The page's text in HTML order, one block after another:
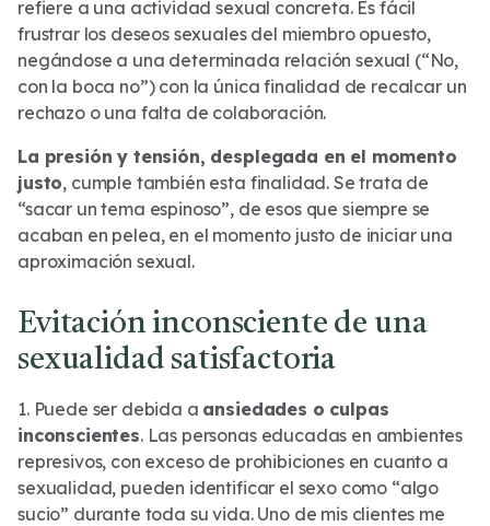
refiere a una actividad sexual concreta. Es fácil
frustrar los deseos sexuales del miembro opuesto,
negándose a una determinada relación sexual (“No,
con la boca no”) con la única finalidad de recalcar un
rechazo o una falta de colaboración.
La presión y tensión, desplegada en el momento
justo, cumple también esta finalidad. Se trata de
“sacar un tema espinoso”, de esos que siempre se
acaban en pelea, en el momento justo de iniciar una
aproximación sexual.
Evitación inconsciente de una
sexualidad satisfactoria
1. Puede ser debida a ansiedades o culpas
inconscientes. Las personas educadas en ambientes
represivos, con exceso de prohibiciones en cuanto a
sexualidad, pueden identificar el sexo como “algo
sucio” durante toda su vida. Uno de mis clientes me